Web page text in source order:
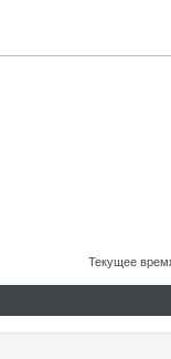
Текущее